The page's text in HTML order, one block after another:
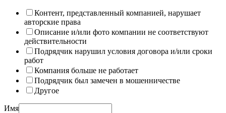
Контент, представленный компанией, нарушает
авторские права
Описание и/или фото компании не соответствуют
действительности
Подрядчик нарушил условия договора и/или сроки
работ
Компания больше не работает
Подрядчик был замечен в мошенничестве
Другое
Имя